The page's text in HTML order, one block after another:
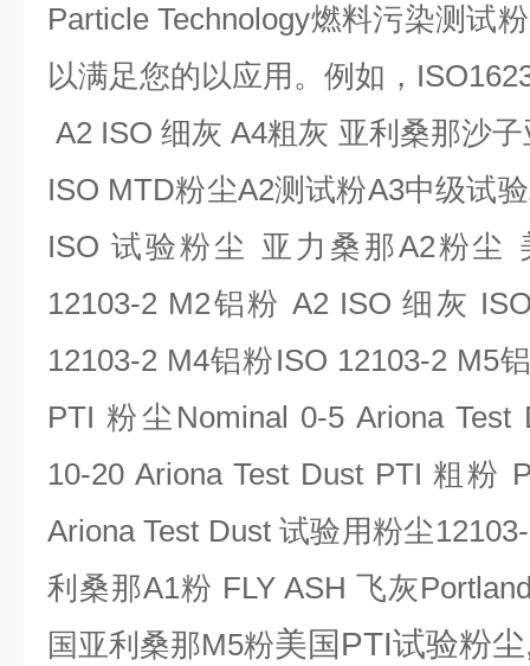
Particle Technology燃料污染测试
以满足您的以应用。例如，
A2 ISO 细灰 A4粗灰 亚利桑那沙
ISO MTD粉尘A2测试粉A3中级试
ISO 试验粉尘 亚力桑那A2粉尘
12103-2 M2铝粉 A2 ISO 细灰
12103-2 M4铝粉ISO 12103-2 M5
PTI 粉尘Nominal 0-5 Ariona
10-20 Ariona Test Dust PTI 粗粉
Ariona Test Dust 试验用粉尘
利桑那A1粉 FLY ASH 飞灰
国亚利桑那M5粉美国PTI试验粉